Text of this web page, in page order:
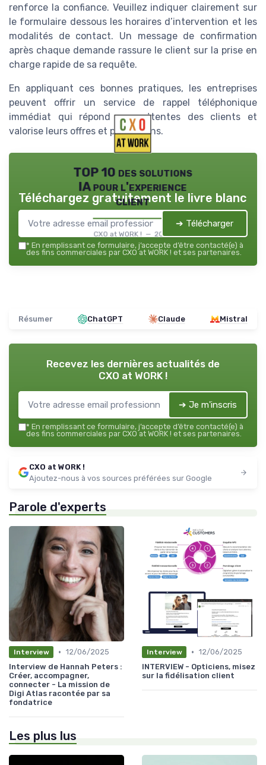
renforce la confiance. Veuillez indiquer clairement sur
le formulaire dessous les horaires d’intervention et les
modalités de contact. Un message de confirmation
après chaque demande rassure le client sur la prise en
charge rapide de sa requête.
En appliquant ces bonnes pratiques, les entreprises
peuvent offrir un service de rappel téléphonique
immédiat qui répond aux attentes des clients et
valorise leurs offres et prestations.
TOP 10 des solutions
IA pour l'experience
client
CXO at WORK ! — 2026
Téléchargez gratuitement le livre blanc
➔ Télécharger
* En remplissant ce formulaire, j’accepte d’être contacté(e) à
des fins commerciales par CXO at WORK ! et ses partenaires.
Résumer ChatGPT Claude Mistral
Recevez les dernières actualités de
CXO at WORK !
➔ Je m'inscris
* En remplissant ce formulaire, j’accepte d’être contacté(e) à
des fins commerciales par CXO at WORK ! et ses partenaires.
CXO at WORK !
Ajoutez-nous à vos sources préférées sur Google
Parole d'experts
Interview • 12/06/2025
Interview de Hannah Peters :
Créer, accompagner,
connecter - La mission de
Digi Atlas racontée par sa
fondatrice
Interview • 12/06/2025
INTERVIEW - Opticiens, misez
sur la fidélisation client
Les plus lus